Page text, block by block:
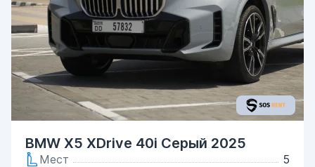
BMW X5 XDrive 40i Серый 2025
Мест
5